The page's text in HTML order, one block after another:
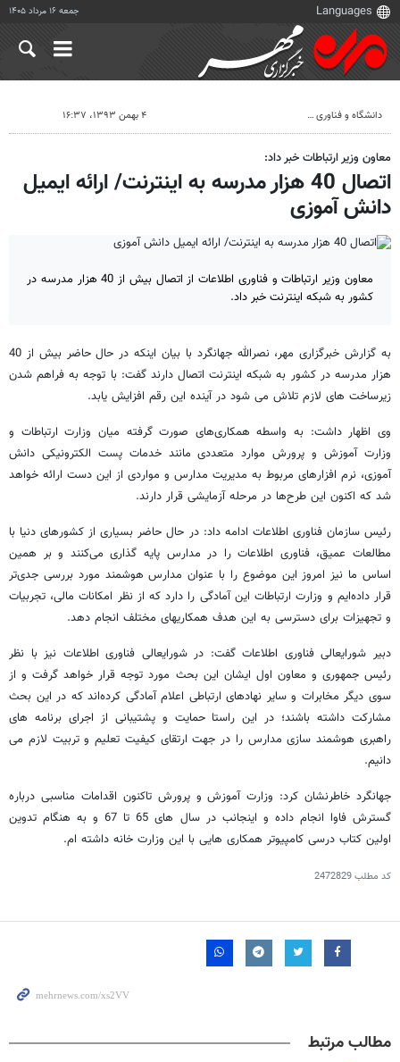
جمعه ۱۶ مرداد ۱۴۰۵
دانشگاه و فناوری ۴ بهمن ۱۳۹۳، ۱۶:۳۷
معاون وزیر ارتباطات خبر داد:
اتصال 40 هزار مدرسه به اینترنت/ ارائه ایمیل
دانش آموزی
معاون وزیر ارتباطات و فناوری اطلاعات از اتصال بیش از 40 هزار مدرسه در
کشور به شبکه اینترنت خبر داد.
به گزارش خبرگزاری مهر، نصرالله جهانگرد با بیان اینکه در حال حاضر بیش از 40
هزار مدرسه در کشور به شبکه اینترنت اتصال دارند گفت: با توجه به فراهم شدن
زیرساخت های لازم تلاش می شود در آینده این رقم افزایش یابد.
وی اظهار داشت: به واسطه همکاری‌های صورت گرفته میان وزارت ارتباطات و
وزارت آموزش و پرورش موارد متعددی مانند خدمات پست الکترونیکی دانش
آموزی، نرم افزارهای مربوط به مدیریت مدارس و مواردی از این دست ارائه خواهد
شد که اکنون این طرح‌ها در مرحله آزمایشی قرار دارند.
رئیس سازمان فناوری اطلاعات ادامه داد: در حال حاضر بسیاری از کشورهای دنیا با
مطالعات عمیق، فناوری اطلاعات را در مدارس پایه گذاری می‌کنند و بر همین
اساس ما نیز امروز این موضوع را با عنوان مدارس هوشمند مورد بررسی جدی‌تر
قرار داده‌ایم و وزارت ارتباطات این آمادگی را دارد که از نظر امکانات مالی، تجربیات
و تجهیزات برای دسترسی به این هدف همکاریهای مختلف انجام دهد.
دبیر شورایعالی فناوری اطلاعات گفت: در شورایعالی فناوری اطلاعات نیز با نظر
رئیس جمهوری و معاون اول ایشان این بحث مورد توجه قرار خواهد گرفت و از
سوی دیگر مخابرات و سایر نهادهای ارتباطی اعلام آمادگی کرده‌اند که در این بحث
مشارکت داشته باشند؛ در این راستا حمایت و پشتیبانی از اجرای برنامه های
راهبری هوشمند سازی مدارس را در جهت ارتقای کیفیت تعلیم و تربیت لازم می
دانیم.
جهانگرد خاطرنشان کرد: وزارت آموزش و پرورش تاکنون اقدامات مناسبی درباره
گسترش فاوا انجام داده و اینجانب در سال های 65 تا 67 و به هنگام تدوین
اولین کتاب درسی کامپیوتر همکاری هایی با این وزارت خانه داشته ام.
کد مطلب2472829
مطالب مرتبط